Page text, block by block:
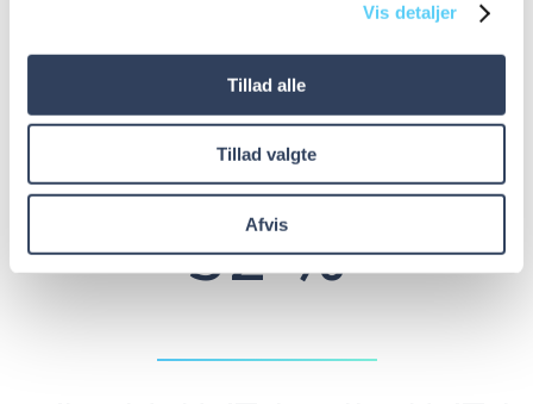
Vis detaljer
Tillad alle
Tillad valgte
Afvis
kender NejTak-ordningen
52 %